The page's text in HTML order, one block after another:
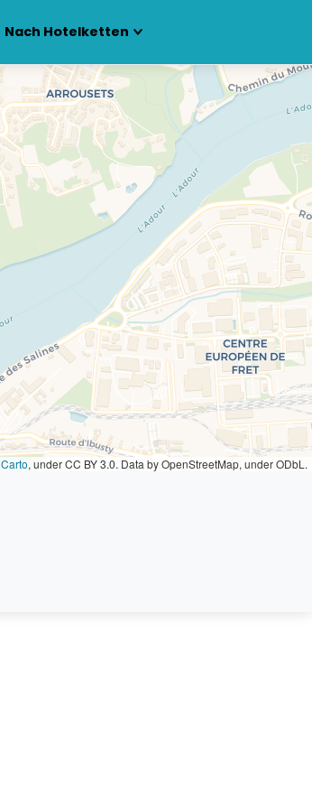
Nach Hotelketten
Carto, under CC BY 3.0. Data by OpenStreetMap, under ODbL.